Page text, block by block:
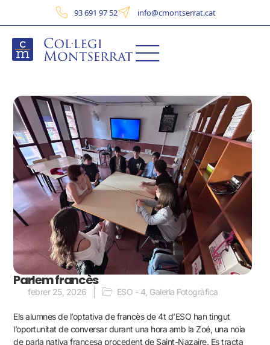
93 691 97 52 info@cmontserrat.cat
Parlem francès
febrer 25, 2026 ESO - 4 Galeria Fotogràfica
Els alumnes de l’optativa de francès de 4t d’ESO han tingut
l’oportunitat de conversar durant una hora amb la Zoé, una noia
de parla nativa francesa procedent de Saint-Nazaire. Es tracta